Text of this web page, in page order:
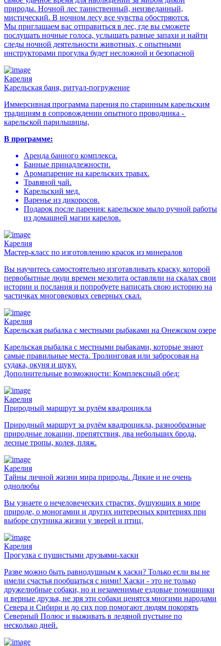
природы. Ночной лес таинственный, неизведанный,
мистический. В ночном лесу все чувства обостряются.
Мы приглашаем вас отправиться в лес, где вы сможете
послушать ночные голоса, услышать разные запахи и найти
следы ночной деятельности животных, с опытными
инструкторами прогулка будет несложной и безопасной
Карелия
Карельская баня, ритуал-погружение
Иммерсивная программа парения по старинным карельским
традициям в сопровождении опытного проводника -
карельской парильшицы,
В программе:
Аренда банного комплекса.
Банные принадлежности.
Аромапарение на карельских травах.
Травяной чай.
Карельский мед.
Варенье из дикоросов.
Подарок после парения: карельское мыло ручной работы
из домашней магии карелов.
Карелия
Мастер-класс по изготовлению красок из минералов
Вы научитесь самостоятельно изготавливать краску, которой
первобытные люди времен мезолита оставляли на скалах свои
истории и послания и попробуете написать свою историю на
частичках многовековых северных скал.
Карелия
Карельская рыбалка с местными рыбаками на Онежском озере
Карельская рыбалка с местными рыбаками, которые знают
самые правильные места. Тролинговая или забросовая на
судака, окуня и щуку.
Дополнительные возможности: Комплексный обед:
Карелия
Природный маршрут за рулём квадроцикла
Природный маршрут за рулём квадроцикла, разнообразные
природные локации, препятствия, два небольших брода,
лесные тропы, колея, пляж.
Карелия
Тайны личной жизни мира природы. Дикие и не очень
однолюбы
Вы узнаете о нечеловеческих страстях, бушующих в мире
природе, о моногамии и других интересных критериях при
выборе спутника жизни у зверей и птиц.
Карелия
Прогулка с пушистыми друзьями-хаски
Разве можно быть равнодушным к хаски? Только если вы не
имели счастья пообщаться с ними! Хаски - это не только
дружелюбные собаки, но и незаменимые ездовые помощники
и верные друзья, не зря эти собаки ценятся многими народами
Севера и Сибири и до сих пор помогают людям покорять
Северный Полюс и выживать в ледяной пустыне по
несколько дней.